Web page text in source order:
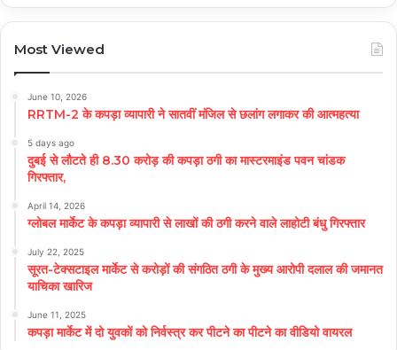
Most Viewed
June 10, 2026
RRTM-2 के कपड़ा व्यापारी ने सातवीं मंजिल से छलांग लगाकर की आत्महत्या
5 days ago
दुबई से लौटते ही 8.30 करोड़ की कपड़ा ठगी का मास्टरमाइंड पवन चांडक
गिरफ्तार,
April 14, 2026
ग्लोबल मार्केट के कपड़ा व्यापारी से लाखों की ठगी करने वाले लाहोटी बंधु गिरफ्तार
July 22, 2025
सूरत-टेक्सटाइल मार्केट से करोड़ों की संगठित ठगी के मुख्य आरोपी दलाल की जमानत
याचिका खारिज
June 11, 2025
कपड़ा मार्केट में दो युवकों को निर्वस्त्र कर पीटने का पीटने का वीडियो वायरल